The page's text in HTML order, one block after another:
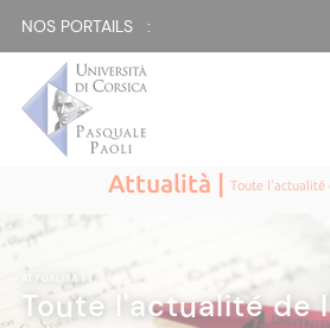
NOS PORTAILS :
Attualità |Toute l'actualité
ATTUALITÀ|
Toute l'actualité de